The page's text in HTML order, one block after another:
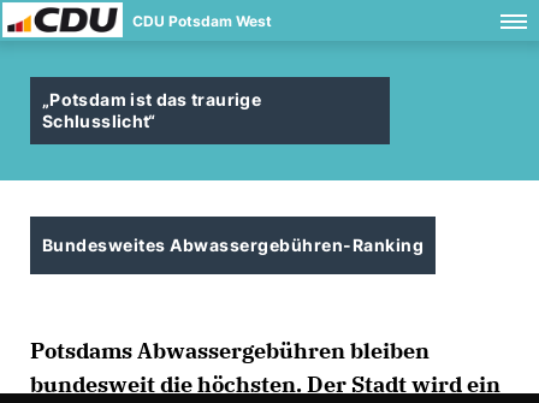
CDU Potsdam West
Potsdam ist das traurige
Schlusslicht“
Bundesweites Abwassergebühren-Ranking
Potsdams Abwassergebühren bleiben
bundesweit die höchsten. Der Stadt wird ein